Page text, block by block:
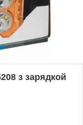
з зарядкой